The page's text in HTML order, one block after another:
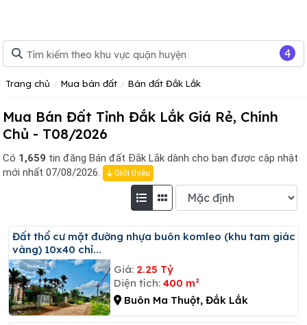
Trang chủ Mua bán đất Bán đất Đắk Lắk
Mua Bán Đất Tỉnh Đắk Lắk Giá Rẻ, Chính
Chủ - T08/2026
Có 1,659 tin đăng Bán đất Đắk Lắk dành cho bạn được cập nhật
mới nhất 07/08/2026.
Giới thiệu
đất thổ cư mặt đường nhựa buôn komleo (khu tam giác
vàng) 10x40 chỉ...
Giá: 2.25 Tỷ
Diện tích: 400 m²
Buôn Ma Thuột, Đắk Lắk
4